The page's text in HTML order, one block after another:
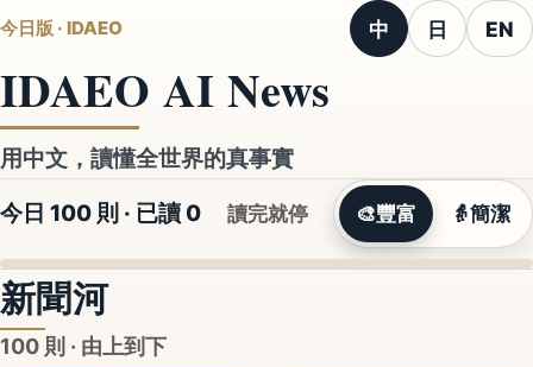
今日版 · IDAEO 中 日 EN
IDAEO AI News
用中文，讀懂全世界的真事實
今日 100 則 · 已讀 0 讀完就停 🎨豐富 👵簡潔
新聞河
100 則 · 由上到下